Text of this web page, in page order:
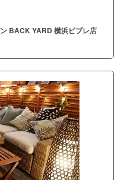
BACK YARD 横浜ビブレ店